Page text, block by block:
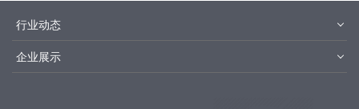
行业动态
企业展示